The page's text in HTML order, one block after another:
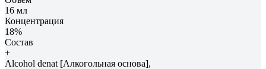
16 мл
Концентрация
18%
Состав
+
Alcohol denat [Алкогольная основа],